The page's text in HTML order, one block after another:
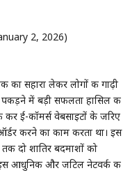
2, 2026)
का सहारा लेकर लोगों की गाढ़ी
में बड़ी सफलता हासिल की
ई-कॉमर्स वेबसाइटों के जरिए
करने का काम करता था। इस
दो शातिर बदमाशों को
आधुनिक और जटिल नेटवर्क की